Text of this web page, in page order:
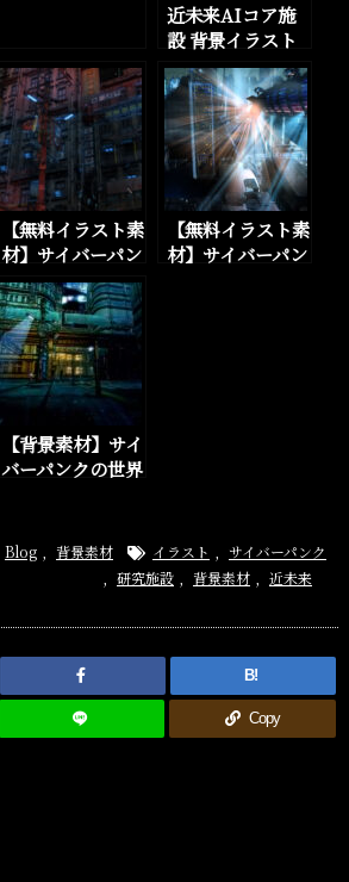
近未来AIコア施
設 背景イラスト
集｜監視映像差分
付き・全12種（4
K）をBOOTHに
追加しました。
【無料イラスト素
材】サイバーパン
ク、近未来SFの
街の外観背景素材
を21枚追加しま
した。
【無料イラスト素
材】サイバーパン
【背景素材】サイ
バーパンクの世界
追加しました
Blog 背景素材 イラスト
サイバーパンク
研究施設 背景素材 近未来
B!
Copy